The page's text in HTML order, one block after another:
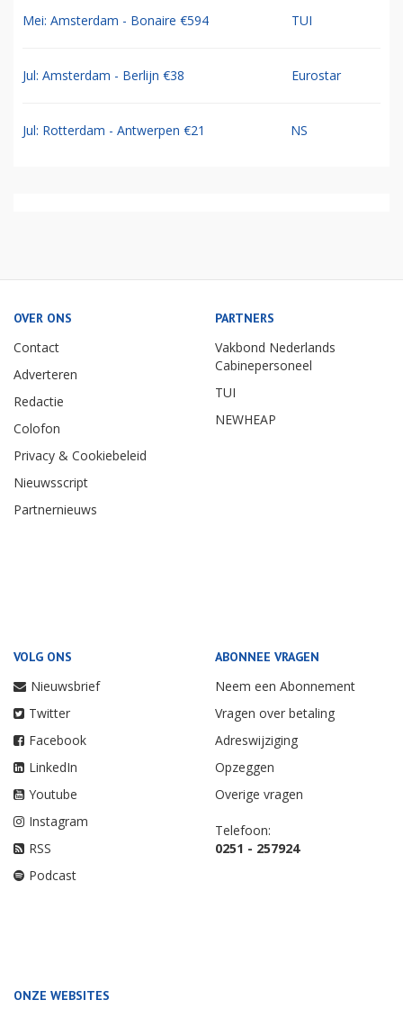
Mei: Amsterdam - Bonaire €594 TUI
Jul: Amsterdam - Berlijn €38 Eurostar
Jul: Rotterdam - Antwerpen €21 NS
OVER ONS
Contact
Adverteren
Redactie
Colofon
Privacy & Cookiebeleid
Nieuwsscript
Partnernieuws
PARTNERS
Vakbond Nederlands
Cabinepersoneel
TUI
NEWHEAP
VOLG ONS
Nieuwsbrief
Twitter
Facebook
LinkedIn
Youtube
Instagram
RSS
Podcast
ABONNEE VRAGEN
Neem een Abonnement
Vragen over betaling
Adreswijziging
Opzeggen
Overige vragen
Telefoon:
0251 - 257924
ONZE WEBSITES